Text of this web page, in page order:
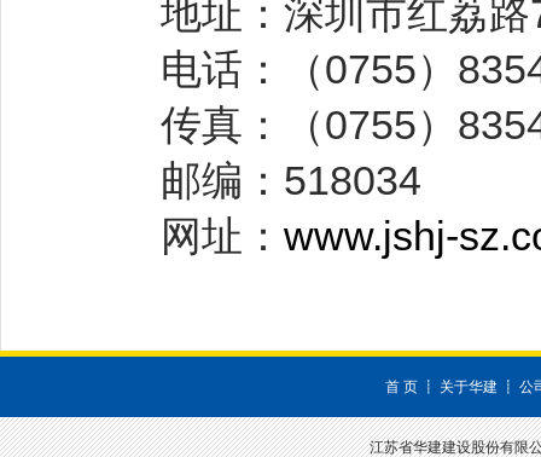
地址：深圳市红荔路
电话：（0755）
传真：（0755）
邮编：518034
网址： www.jshj-
首 页 ┋ 关于华建 ┋ 公
江苏省华建建设股份有